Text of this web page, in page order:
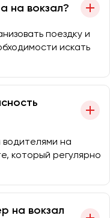
на вокзал?
поездку и
искать
на
который регулярно
на вокзал